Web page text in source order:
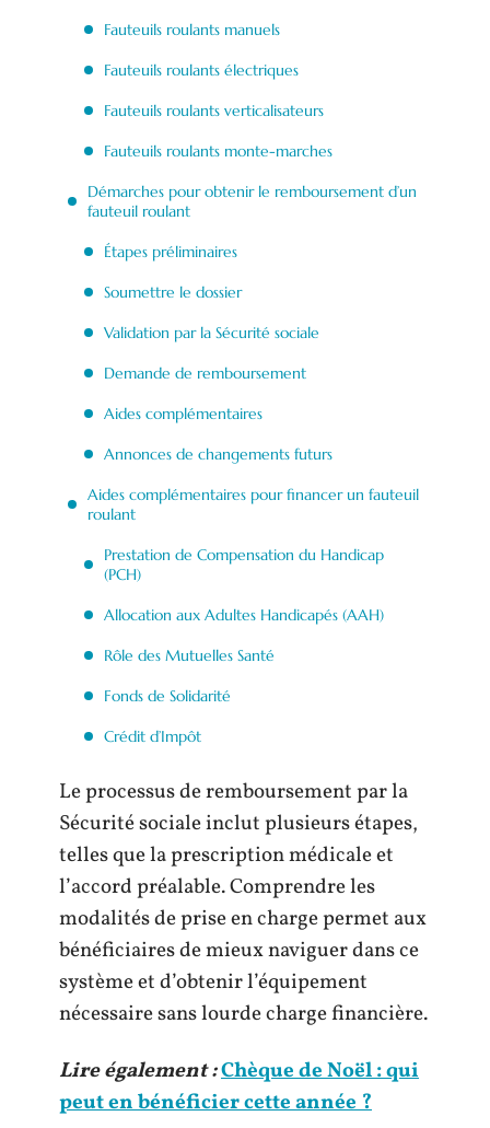
Fauteuils roulants manuels
Fauteuils roulants électriques
Fauteuils roulants verticalisateurs
Fauteuils roulants monte-marches
Démarches pour obtenir le remboursement d’un
fauteuil roulant
Étapes préliminaires
Soumettre le dossier
Validation par la Sécurité sociale
Demande de remboursement
Aides complémentaires
Annonces de changements futurs
Aides complémentaires pour financer un fauteuil
roulant
Prestation de Compensation du Handicap
(PCH)
Allocation aux Adultes Handicapés (AAH)
Rôle des Mutuelles Santé
Fonds de Solidarité
Crédit d’Impôt
Le processus de remboursement par la
Sécurité sociale inclut plusieurs étapes,
telles que la prescription médicale et
l’accord préalable. Comprendre les
modalités de prise en charge permet aux
bénéficiaires de mieux naviguer dans ce
système et d’obtenir l’équipement
nécessaire sans lourde charge financière.
Lire également :Chèque de Noël : qui
peut en bénéficier cette année ?